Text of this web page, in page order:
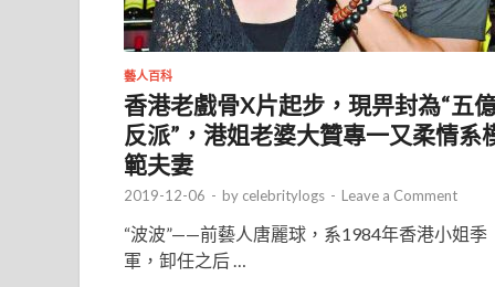
藝人百科
香港老戲骨X片起步，現畀封為“五
反派”，港姐老婆大贊專一又柔情系
範夫妻
2019-12-06 - by celebritylogs - Leave a Comment
“波波”——前藝人唐麗球，系1984年香港小姐季
軍，卸任之后 …